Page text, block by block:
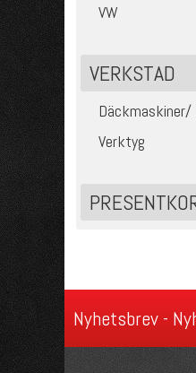
VW
VERKSTAD
Däckmaskiner/
Verktyg
Nyhetsbrev -